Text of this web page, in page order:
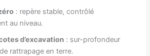
: repère stable, contrôlé
au niveau.
d’excavation : sur-profondeur
rattrapage en terre.